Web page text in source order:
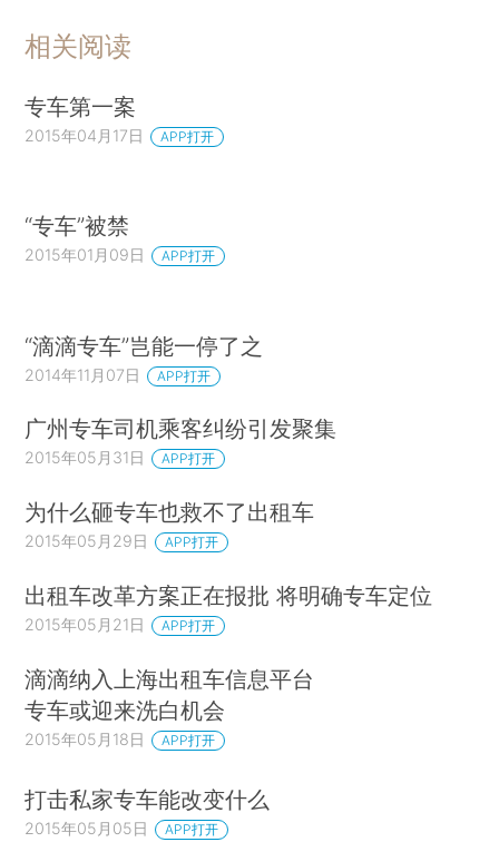
相关阅读
专车第一案
2015年04月17日 APP打开
“专车”被禁
2015年01月09日 APP打开
“滴滴专车”岂能一停了之
2014年11月07日 APP打开
广州专车司机乘客纠纷引发聚集
2015年05月31日 APP打开
为什么砸专车也救不了出租车
2015年05月29日 APP打开
出租车改革方案正在报批 将明确专车定位
2015年05月21日 APP打开
滴滴纳入上海出租车信息平台
专车或迎来洗白机会
2015年05月18日 APP打开
打击私家专车能改变什么
2015年05月05日 APP打开